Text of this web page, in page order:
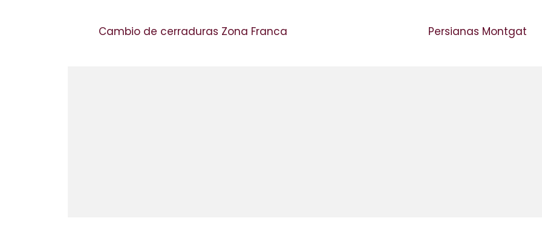
Cambio de cerraduras Zona Franca Persianas Montgat